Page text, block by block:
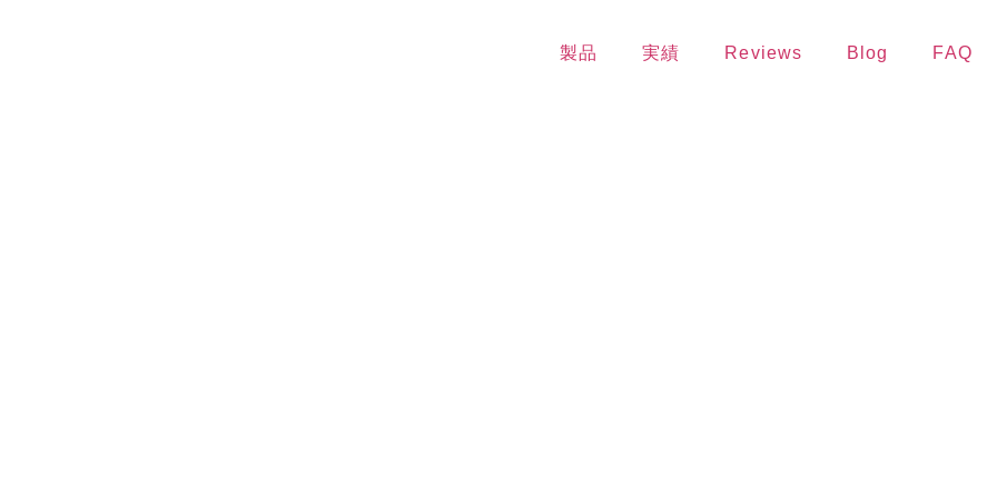
製品 実績 Reviews Blog FAQ